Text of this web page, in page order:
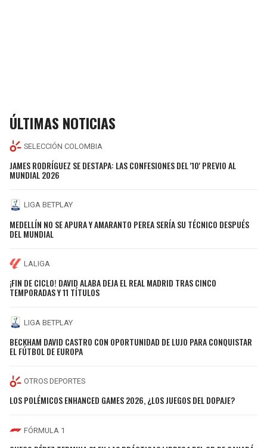
ÚLTIMAS NOTICIAS
SELECCIÓN COLOMBIA
JAMES RODRÍGUEZ SE DESTAPA: LAS CONFESIONES DEL '10' PREVIO AL
MUNDIAL 2026
LIGA BETPLAY
MEDELLÍN NO SE APURA Y AMARANTO PEREA SERÍA SU TÉCNICO DESPUÉS
DEL MUNDIAL
LALIGA
¡FIN DE CICLO! DAVID ALABA DEJA EL REAL MADRID TRAS CINCO
TEMPORADAS Y 11 TÍTULOS
LIGA BETPLAY
BECKHAM DAVID CASTRO CON OPORTUNIDAD DE LUJO PARA CONQUISTAR
EL FÚTBOL DE EUROPA
OTROS DEPORTES
LOS POLÉMICOS ENHANCED GAMES 2026, ¿LOS JUEGOS DEL DOPAJE?
FÓRMULA 1